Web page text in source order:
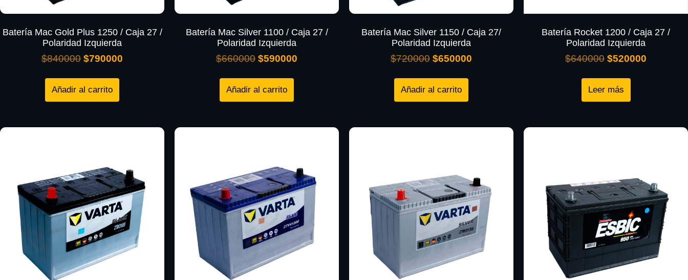
Batería Mac Gold Plus 1250 / Caja 27 /
Polaridad Izquierda
$840000 $790000
Añadir al carrito
Batería Mac Silver 1100 / Caja 27 /
Polaridad Izquierda
$660000 $590000
Añadir al carrito
Batería Mac Silver 1150 / Caja 27/
Polaridad Izquierda
$720000 $650000
Añadir al carrito
Batería Rocket 1200 / Caja 27 /
Polaridad Izquierda
$640000 $520000
Leer más